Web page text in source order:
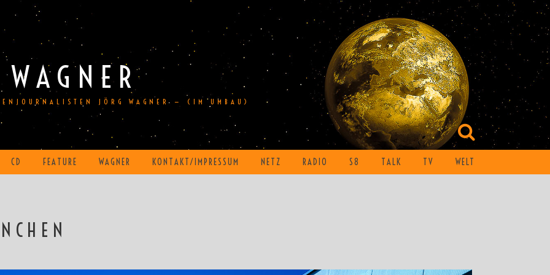
JÖRG WAGNER — (IM UMBAU)
CD FEATURE WAGNER KONTAKT/IMPRESSUM NETZ RADIO S8 TALK TV WELT